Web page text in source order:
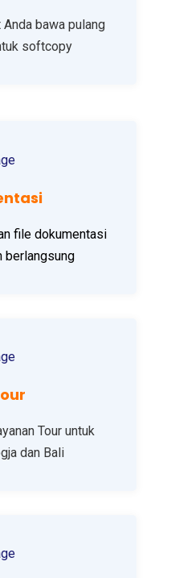
bawa pulang
softcopy
file dokumentasi
berlangsung
Tour untuk
dan Bali